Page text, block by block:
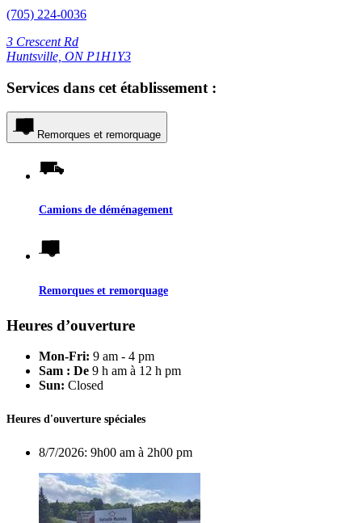
(705) 224-0036
3 Crescent Rd
Huntsville, ON P1H1Y3
Services dans cet établissement :
Remorques et remorquage
Camions de déménagement
Remorques et remorquage
Heures d’ouverture
Mon-Fri: 9 am - 4 pm
Sam : De 9 h am à 12 h pm
Sun: Closed
Heures d'ouverture spéciales
8/7/2026: 9h00 am à 2h00 pm